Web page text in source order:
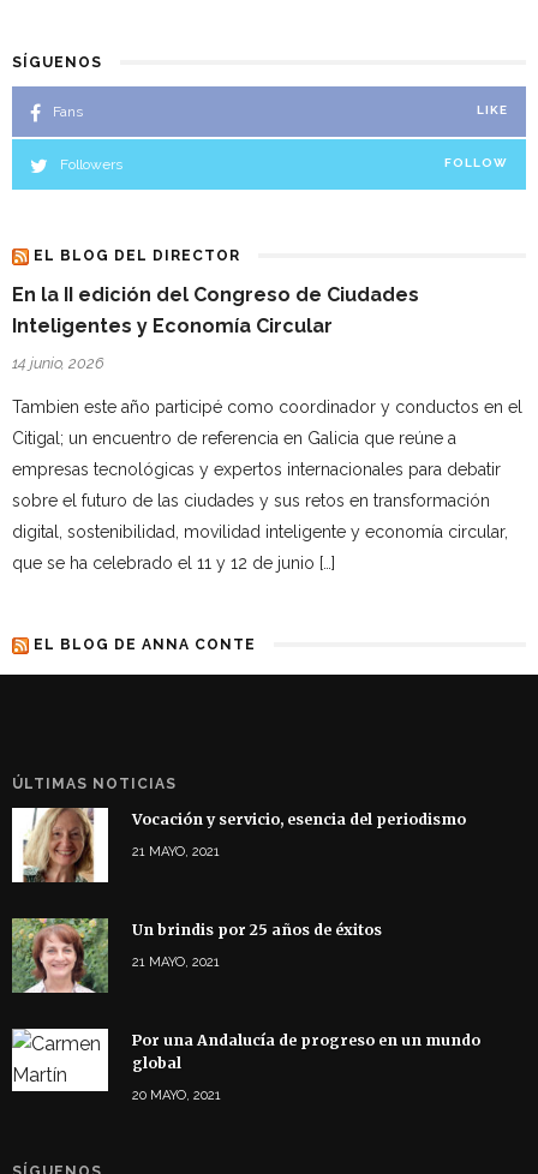
SÍGUENOS
Fans LIKE
Followers FOLLOW
EL BLOG DEL DIRECTOR
En la II edición del Congreso de Ciudades
Inteligentes y Economía Circular
14 junio, 2026
Tambien este año participé como coordinador y conductos en el
Citigal; un encuentro de referencia en Galicia que reúne a
empresas tecnológicas y expertos internacionales para debatir
sobre el futuro de las ciudades y sus retos en transformación
digital, sostenibilidad, movilidad inteligente y economía circular,
que se ha celebrado el 11 y 12 de junio […]
EL BLOG DE ANNA CONTE
ÚLTIMAS NOTICIAS
Vocación y servicio, esencia del periodismo
21 MAYO, 2021
Un brindis por 25 años de éxitos
21 MAYO, 2021
Por una Andalucía de progreso en un mundo
global
20 MAYO, 2021